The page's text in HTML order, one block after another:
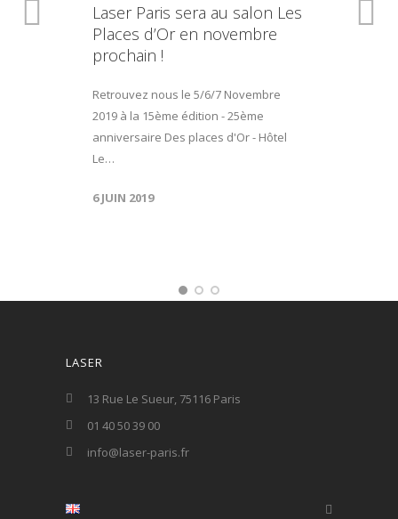
Laser Paris sera au salon Les
Places d’Or en novembre
prochain !
Retrouvez nous le 5/6/7 Novembre
2019 à la 15ème édition - 25ème
anniversaire Des places d'Or - Hôtel
Le…
6 JUIN 2019
LASER
13 Rue Le Sueur, 75116 Paris
01 40 50 39 00
info@laser-paris.fr